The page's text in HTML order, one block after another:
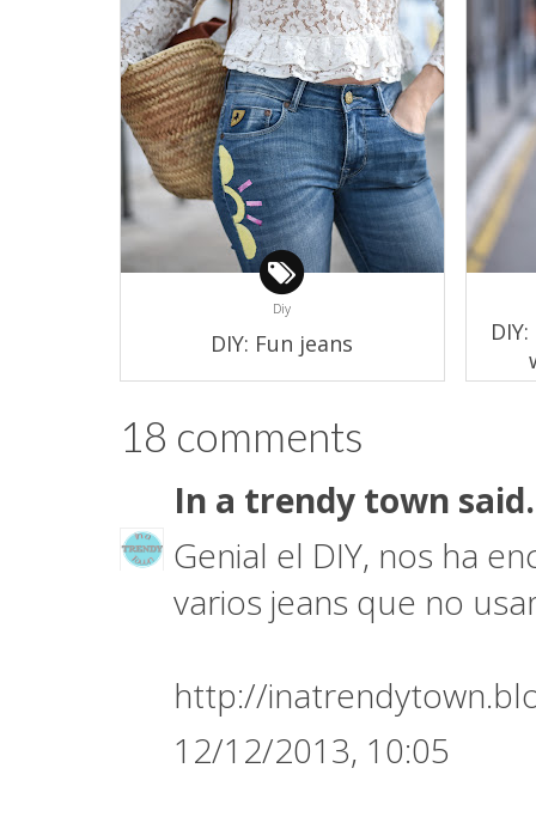
Diy
DIY: Fun jeans
18 comments
In a trendy town
Genial el DIY, nos ha
varios jeans que no
http://
12/12/2013, 10:05